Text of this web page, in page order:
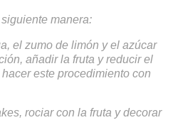
manera:
el zumo de limón y el azúcar
añadir la fruta y reducir el
este procedimiento con
rociar con la fruta y decorar